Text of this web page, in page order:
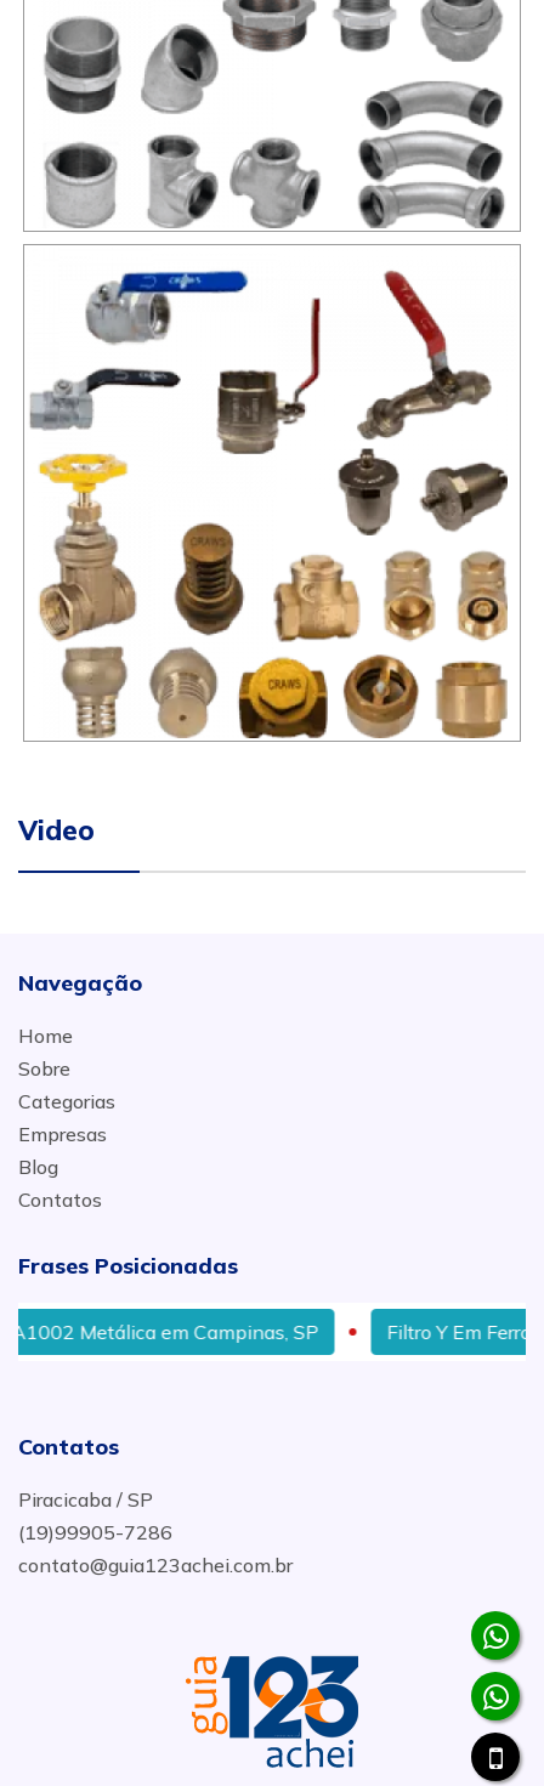
Video
Navegação
Home
Sobre
Categorias
Empresas
Blog
Contatos
Frases Posicionadas
Metálica em Campinas, SP Filtro Y Em Ferro
Contatos
Piracicaba / SP
(19)99905-7286
contato@guia123achei.com.br